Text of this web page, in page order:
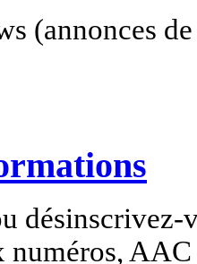
(annonces
numéros,